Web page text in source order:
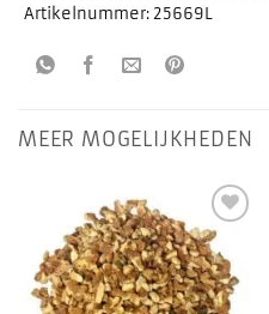
Artikelnummer:25669L
MEER MOGELIJKHEDEN
Toevoegen
aan
favorieten